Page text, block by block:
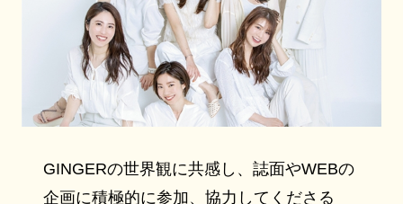
GINGERの世界観に共感し、誌面やWEBの
企画に積極的に参加、協力してくださる